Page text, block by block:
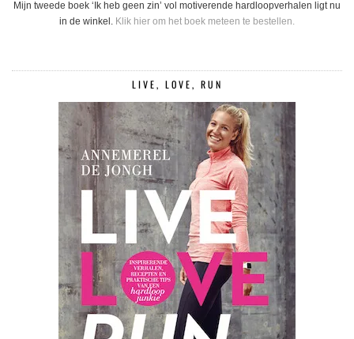
Mijn tweede boek ‘Ik heb geen zin’ vol motiverende hardloopverhalen ligt nu
in de winkel. Klik hier om het boek meteen te bestellen.
LIVE, LOVE, RUN